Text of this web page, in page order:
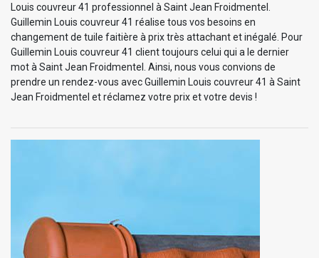
Louis couvreur 41 professionnel à Saint Jean Froidmentel.
Guillemin Louis couvreur 41 réalise tous vos besoins en
changement de tuile faitière à prix très attachant et inégalé. Pour
Guillemin Louis couvreur 41 client toujours celui qui a le dernier
mot à Saint Jean Froidmentel. Ainsi, nous vous convions de
prendre un rendez-vous avec Guillemin Louis couvreur 41 à Saint
Jean Froidmentel et réclamez votre prix et votre devis !